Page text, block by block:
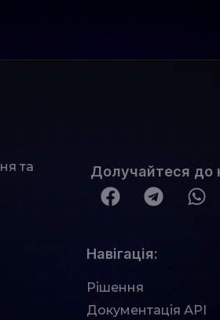
та
Долучайтеся до
Рішення
Документація АРІ
Навігація: